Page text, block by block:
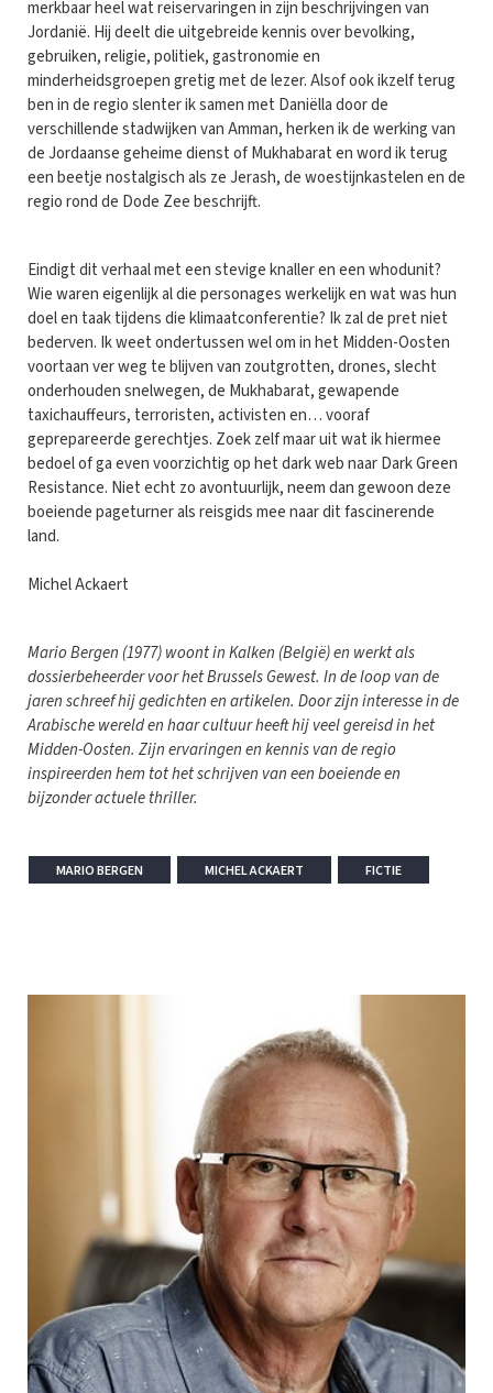
merkbaar heel wat reiservaringen in zijn beschrijvingen van
Jordanië. Hij deelt die uitgebreide kennis over bevolking,
gebruiken, religie, politiek, gastronomie en
minderheidsgroepen gretig met de lezer. Alsof ook ikzelf terug
ben in de regio slenter ik samen met Daniëlla door de
verschillende stadwijken van Amman, herken ik de werking van
de Jordaanse geheime dienst of Mukhabarat en word ik terug
een beetje nostalgisch als ze Jerash, de woestijnkastelen en de
regio rond de Dode Zee beschrijft.
Eindigt dit verhaal met een stevige knaller en een whodunit?
Wie waren eigenlijk al die personages werkelijk en wat was hun
doel en taak tijdens die klimaatconferentie? Ik zal de pret niet
bederven. Ik weet ondertussen wel om in het Midden-Oosten
voortaan ver weg te blijven van zoutgrotten, drones, slecht
onderhouden snelwegen, de Mukhabarat, gewapende
taxichauffeurs, terroristen, activisten en… vooraf
geprepareerde gerechtjes. Zoek zelf maar uit wat ik hiermee
bedoel of ga even voorzichtig op het dark web naar Dark Green
Resistance. Niet echt zo avontuurlijk, neem dan gewoon deze
boeiende pageturner als reisgids mee naar dit fascinerende
land.
Michel Ackaert
Mario Bergen (1977) woont in Kalken (België) en werkt als
dossierbeheerder voor het Brussels Gewest. In de loop van de
jaren schreef hij gedichten en artikelen. Door zijn interesse in de
Arabische wereld en haar cultuur heeft hij veel gereisd in het
Midden-Oosten. Zijn ervaringen en kennis van de regio
inspireerden hem tot het schrijven van een boeiende en
bijzonder actuele thriller.
MARIO BERGEN MICHEL ACKAERT FICTIE